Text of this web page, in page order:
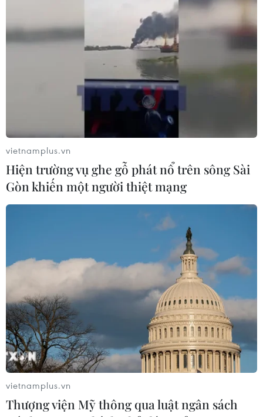
vietnamplus.vn
Hiện trường vụ ghe gỗ phát nổ trên sông Sài
Gòn khiến một người thiệt mạng
vietnamplus.vn
Thượng viện Mỹ thông qua luật ngân sách